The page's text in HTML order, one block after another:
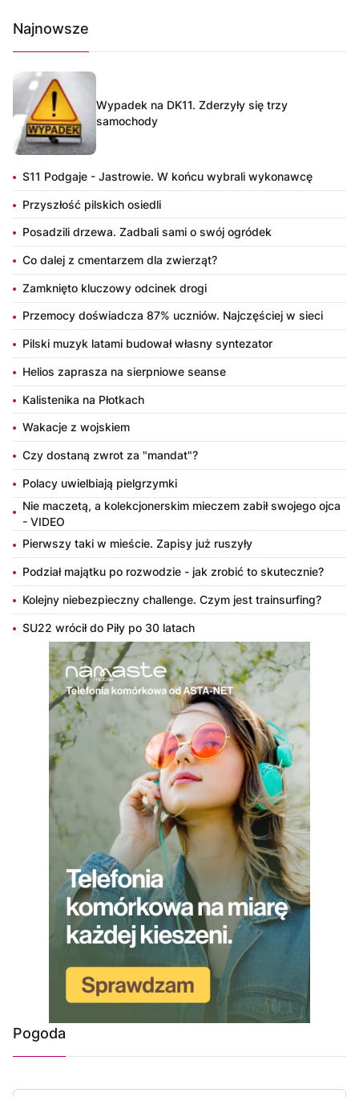
Najnowsze
Wypadek na DK11. Zderzyły się trzy
samochody
S11 Podgaje - Jastrowie. W końcu wybrali wykonawcę
Przyszłość pilskich osiedli
Posadzili drzewa. Zadbali sami o swój ogródek
Co dalej z cmentarzem dla zwierząt?
Zamknięto kluczowy odcinek drogi
Przemocy doświadcza 87% uczniów. Najczęściej w sieci
Pilski muzyk latami budował własny syntezator
Helios zaprasza na sierpniowe seanse
Kalistenika na Płotkach
Wakacje z wojskiem
Czy dostaną zwrot za "mandat"?
Polacy uwielbiają pielgrzymki
Nie maczetą, a kolekcjonerskim mieczem zabił swojego ojca
- VIDEO
Pierwszy taki w mieście. Zapisy już ruszyły
Podział majątku po rozwodzie - jak zrobić to skutecznie?
Kolejny niebezpieczny challenge. Czym jest trainsurfing?
SU22 wrócił do Piły po 30 latach
Pogoda